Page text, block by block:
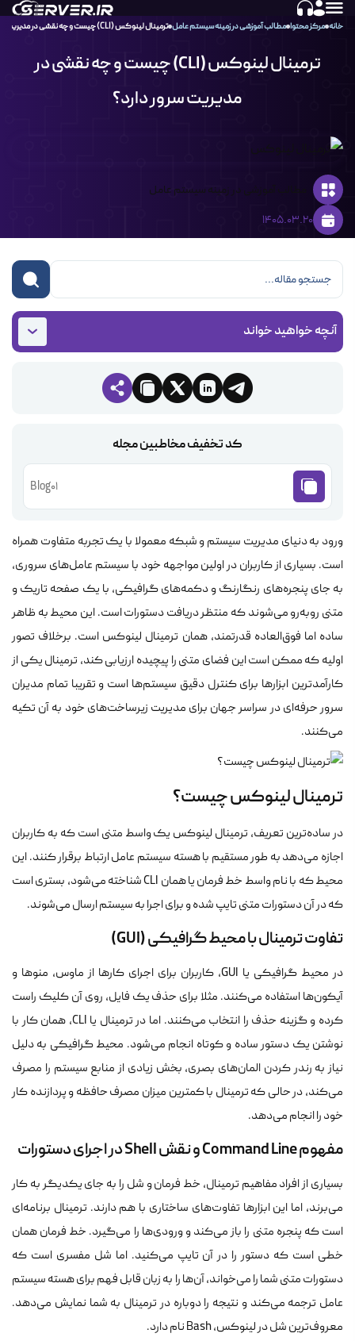
خانه مرکز محتوا مطالب آموزشی در زمینه سیستم عامل‌ ترمینال لینوکس (CLI) چیست و چه نقشی در مدیریت سرور دارد؟
ترمینال لینوکس (CLI) چیست و چه نقشی در
مدیریت سرور دارد؟
مطالب آموزشی در زمینه سیستم عامل‌
1405.03.20
آنچه خواهید خواند
کد تخفیف مخاطبین مجله
Blog01
ورود به دنیای مدیریت سیستم و شبکه معمولا با یک تجربه متفاوت همراه
است. بسیاری از کاربران در اولین مواجهه خود با سیستم عامل‌های سروری،
به جای پنجره‌های رنگارنگ و دکمه‌های گرافیکی، با یک صفحه تاریک و
متنی روبه‌رو می‌شوند که منتظر دریافت دستورات است. این محیط به ظاهر
ساده اما فوق‌العاده قدرتمند، همان ترمینال لینوکس است. برخلاف تصور
اولیه که ممکن است این فضای متنی را پیچیده ارزیابی کند، ترمینال یکی از
کارآمدترین ابزارها برای کنترل دقیق سیستم‌ها است و تقریبا تمام مدیران
سرور حرفه‌ای در سراسر جهان برای مدیریت زیرساخت‌های خود به آن تکیه
می‌کنند.
ترمینال لینوکس چیست؟
در ساده‌ترین تعریف، ترمینال لینوکس یک واسط متنی است که به کاربران
اجازه می‌دهد به طور مستقیم با هسته سیستم عامل ارتباط برقرار کنند. این
محیط که با نام واسط خط فرمان یا همان CLI شناخته می‌شود، بستری است
که در آن دستورات متنی تایپ شده و برای اجرا به سیستم ارسال می‌شوند.
تفاوت ترمینال با محیط گرافیکی (GUI)
در محیط گرافیکی یا GUI، کاربران برای اجرای کارها از ماوس، منوها و
آیکون‌ها استفاده می‌کنند. مثلا برای حذف یک فایل، روی آن کلیک راست
کرده و گزینه حذف را انتخاب می‌کنند. اما در ترمینال یا CLI، همان کار با
نوشتن یک دستور ساده و کوتاه انجام می‌شود. محیط گرافیکی به دلیل
نیاز به رندر کردن المان‌های بصری، بخش زیادی از منابع سیستم را مصرف
می‌کند، در حالی که ترمینال با کمترین میزان مصرف حافظه و پردازنده کار
خود را انجام می‌دهد.
مفهوم Command Line و نقش Shell در اجرای دستورات
بسیاری از افراد مفاهیم ترمینال، خط فرمان و شل را به جای یکدیگر به کار
می‌برند، اما این ابزارها تفاوت‌های ساختاری با هم دارند. ترمینال برنامه‌ای
است که پنجره متنی را باز می‌کند و ورودی‌ها را می‌گیرد. خط فرمان همان
خطی است که دستور را در آن تایپ می‌کنید. اما شل مفسری است که
دستورات متنی شما را می‌خواند، آن‌ها را به زبان قابل فهم برای هسته سیستم
عامل ترجمه می‌کند و نتیجه را دوباره در ترمینال به شما نمایش می‌دهد.
معروف‌ترین شل در لینوکس، Bash نام دارد.